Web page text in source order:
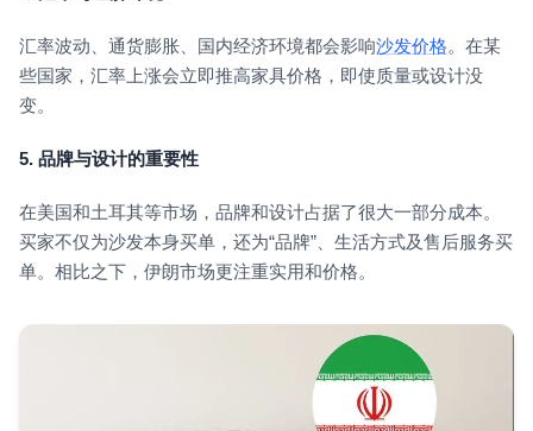
汇率波动、通货膨胀、国内经济环境都会影响沙发价格。在某
些国家，汇率上涨会立即推高家具价格，即使质量或设计没
变。
5. 品牌与设计的重要性
在美国和土耳其等市场，品牌和设计占据了很大一部分成本。
买家不仅为沙发本身买单，还为“品牌”、生活方式及售后服务买
单。相比之下，伊朗市场更注重实用和价格。